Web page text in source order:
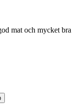
mat och mycket bra